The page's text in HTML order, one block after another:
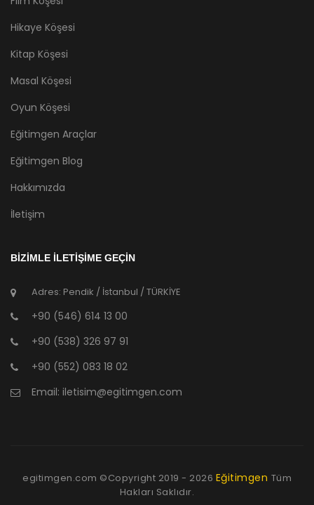
Hikaye Köşesi
Kitap Köşesi
Masal Köşesi
Oyun Köşesi
Eğitimgen Araçlar
Eğitimgen Blog
Hakkımızda
İletişim
BİZİMLE İLETİŞİME GEÇİN
Adres: Pendik / İstanbul / TÜRKİYE
+90 (546) 614 13 00
+90 (538) 326 97 91
+90 (552) 083 18 02
Email: iletisim@egitimgen.com
egitimgen.com ©Copyright 2019 - 2026 Eğitimgen Tüm
Hakları Saklıdır.